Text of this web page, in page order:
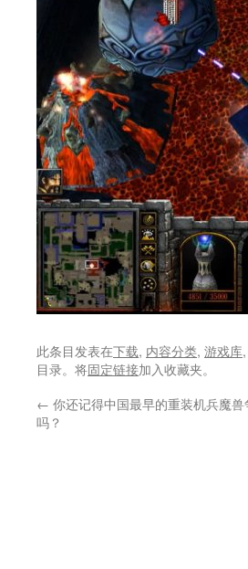
此条目发表在下载, 内容分类, 游戏库,
目录。将固定链接加入收藏夹。
← 你还记得中国最早的重装机兵魔
吗？